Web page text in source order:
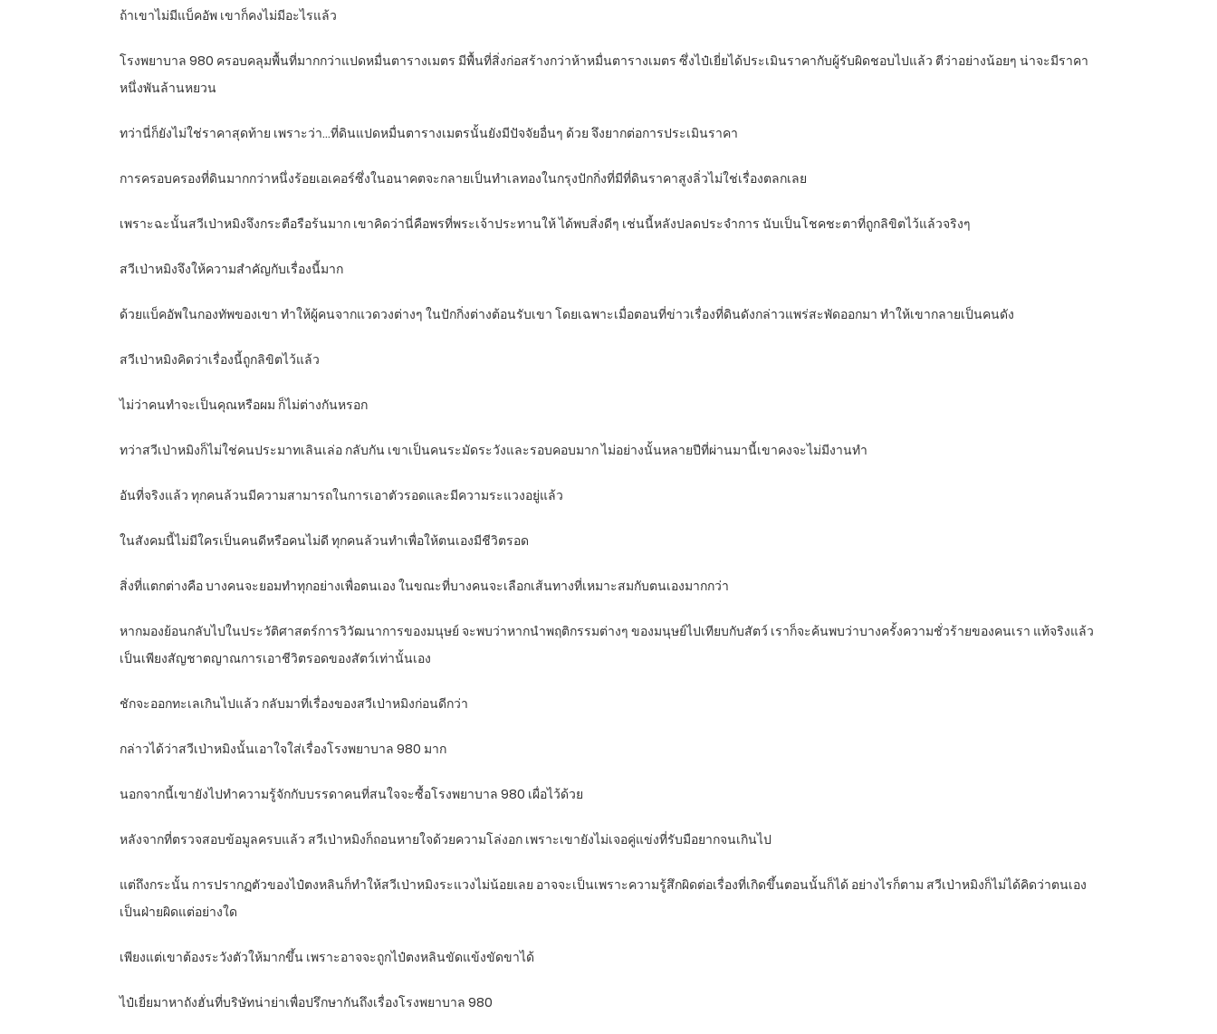
ถ้าเขาไม่มีแบ็คอัพ เขาก็คงไม่มีอะไรแล้ว
โรงพยาบาล 980 ครอบคลุมพื้นที่มากกว่าแปดหมื่นตารางเมตร มีพื้นที่สิ่งก่อสร้างกว่าห้าหมื่นตารางเมตร ซึ่งไป๋เยี่ยได้ประเมินราคากับผู้รับผิดชอบไปแล้ว ตีว่าอย่างน้อยๆ น่าจะมีราคา
หนึ่งพันล้านหยวน
ทว่านี่ก็ยังไม่ใช่ราคาสุดท้าย เพราะว่า…ที่ดินแปดหมื่นตารางเมตรนั้นยังมีปัจจัยอื่นๆ ด้วย จึงยากต่อการประเมินราคา
การครอบครองที่ดินมากกว่าหนึ่งร้อยเอเคอร์ซึ่งในอนาคตจะกลายเป็นทำเลทองในกรุงปักกิ่งที่มีที่ดินราคาสูงลิ่วไม่ใช่เรื่องตลกเลย
เพราะฉะนั้นสวีเป่าหมิงจึงกระตือรือร้นมาก เขาคิดว่านี่คือพรที่พระเจ้าประทานให้ ได้พบสิ่งดีๆ เช่นนี้หลังปลดประจำการ นับเป็นโชคชะตาที่ถูกลิขิตไว้แล้วจริงๆ
สวีเป่าหมิงจึงให้ความสำคัญกับเรื่องนี้มาก
ด้วยแบ็คอัพในกองทัพของเขา ทำให้ผู้คนจากแวดวงต่างๆ ในปักกิ่งต่างต้อนรับเขา โดยเฉพาะเมื่อตอนที่ข่าวเรื่องที่ดินดังกล่าวแพร่สะพัดออกมา ทำให้เขากลายเป็นคนดัง
สวีเป่าหมิงคิดว่าเรื่องนี้ถูกลิขิตไว้แล้ว
ไม่ว่าคนทำจะเป็นคุณหรือผม ก็ไม่ต่างกันหรอก
ทว่าสวีเป่าหมิงก็ไม่ใช่คนประมาทเลินเล่อ กลับกัน เขาเป็นคนระมัดระวังและรอบคอบมาก ไม่อย่างนั้นหลายปีที่ผ่านมานี้เขาคงจะไม่มีงานทำ
อันที่จริงแล้ว ทุกคนล้วนมีความสามารถในการเอาตัวรอดและมีความระแวงอยู่แล้ว
ในสังคมนี้ไม่มีใครเป็นคนดีหรือคนไม่ดี ทุกคนล้วนทำเพื่อให้ตนเองมีชีวิตรอด
สิ่งที่แตกต่างคือ บางคนจะยอมทำทุกอย่างเพื่อตนเอง ในขณะที่บางคนจะเลือกเส้นทางที่เหมาะสมกับตนเองมากกว่า
หากมองย้อนกลับไปในประวัติศาสตร์การวิวัฒนาการของมนุษย์ จะพบว่าหากนำพฤติกรรมต่างๆ ของมนุษย์ไปเทียบกับสัตว์ เราก็จะค้นพบว่าบางครั้งความชั่วร้ายของคนเรา แท้จริงแล้ว
เป็นเพียงสัญชาตญาณการเอาชีวิตรอดของสัตว์เท่านั้นเอง
ชักจะออกทะเลเกินไปแล้ว กลับมาที่เรื่องของสวีเป่าหมิงก่อนดีกว่า
กล่าวได้ว่าสวีเป่าหมิงนั้นเอาใจใส่เรื่องโรงพยาบาล 980 มาก
นอกจากนี้เขายังไปทำความรู้จักกับบรรดาคนที่สนใจจะซื้อโรงพยาบาล 980 เผื่อไว้ด้วย
หลังจากที่ตรวจสอบข้อมูลครบแล้ว สวีเป่าหมิงก็ถอนหายใจด้วยความโล่งอก เพราะเขายังไม่เจอคู่แข่งที่รับมือยากจนเกินไป
แต่ถึงกระนั้น การปรากฏตัวของไป๋ตงหลินก็ทำให้สวีเป่าหมิงระแวงไม่น้อยเลย อาจจะเป็นเพราะความรู้สึกผิดต่อเรื่องที่เกิดขึ้นตอนนั้นก็ได้ อย่างไรก็ตาม สวีเป่าหมิงก็ไม่ได้คิดว่าตนเอง
เป็นฝ่ายผิดแต่อย่างใด
เพียงแต่เขาต้องระวังตัวให้มากขึ้น เพราะอาจจะถูกไป๋ตงหลินขัดแข้งขัดขาได้
ไป๋เยี่ยมาหาถังฮั่นที่บริษัทน่าย่าเพื่อปรึกษากันถึงเรื่องโรงพยาบาล 980